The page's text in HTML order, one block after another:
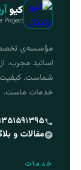
کیو
Project
مؤسسه‌ی تخصصی
اساتید مجرب،
شماست.
خدمات ماست.
مقالات و
خدمات